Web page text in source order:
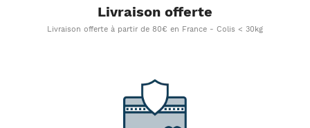
Livraison offerte
Livraison offerte à partir de 80€ en France - Colis < 30kg